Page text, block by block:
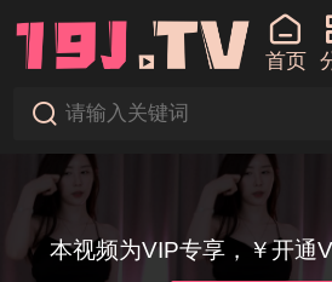
首页
本视频为VIP专享，￥开通